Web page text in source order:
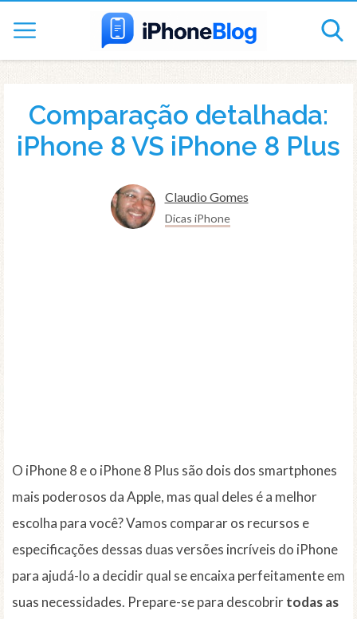
Comparação detalhada:
iPhone 8 VS iPhone 8 Plus
Claudio Gomes
Dicas iPhone
O iPhone 8 e o iPhone 8 Plus são dois dos smartphones
mais poderosos da Apple, mas qual deles é a melhor
escolha para você? Vamos comparar os recursos e
especificações dessas duas versões incríveis do iPhone
para ajudá-lo a decidir qual se encaixa perfeitamente em
suas necessidades. Prepare-se para descobrirtodas as